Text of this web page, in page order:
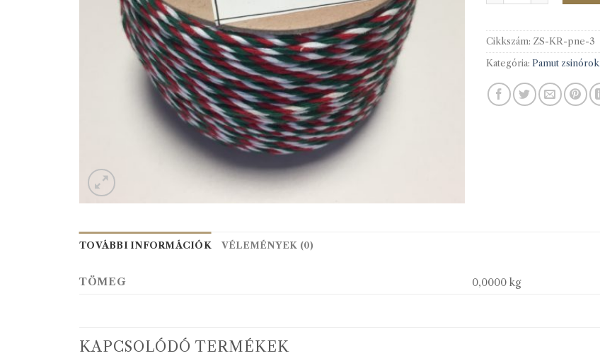
Cikkszám: ZS-KR-pne-3
Kategória: Pamut zsinórok
TOVÁBBI INFORMÁCIÓK VÉLEMÉNYEK (0)
TÖMEG 0,0000 kg
KAPCSOLÓDÓ TERMÉKEK